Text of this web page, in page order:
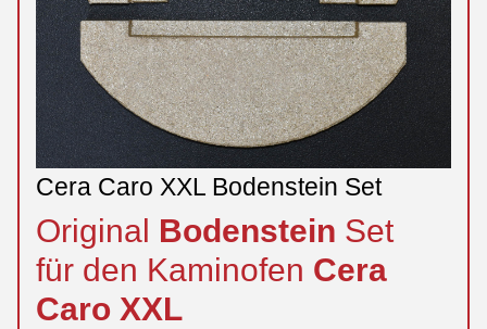
Cera Caro XXL Bodenstein Set
Original Bodenstein Set
für den Kaminofen Cera
Caro XXL